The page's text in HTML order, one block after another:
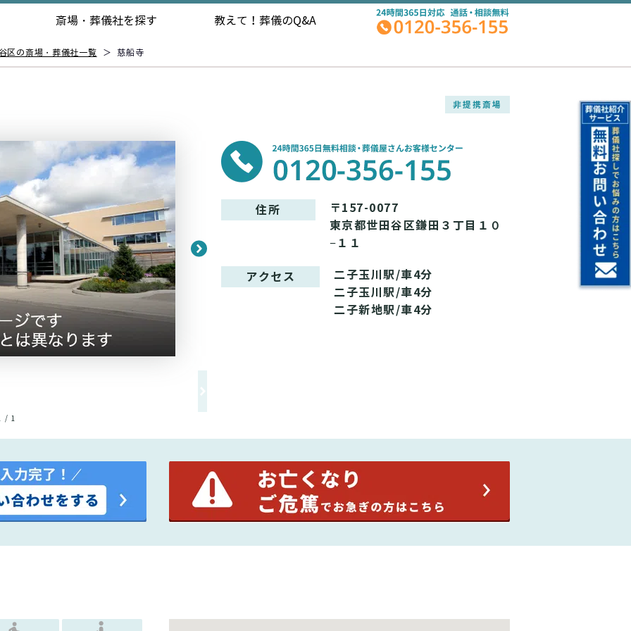
斎場・葬儀社を探す 教えて！ 葬儀のQ&A
区の斎場・葬儀社一覧 ＞ 慈船寺
非提携斎場
/ 1
住所
〒157-0077
東京都世田谷区鎌田３丁目１０
−１１
アクセス
二子玉川駅/車4分
二子玉川駅/車4分
二子新地駅/車4分